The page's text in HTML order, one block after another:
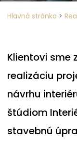
Hlavná stránka >
Klientovi sme
realizáciu
návrhu
štúdiom
stavebnú